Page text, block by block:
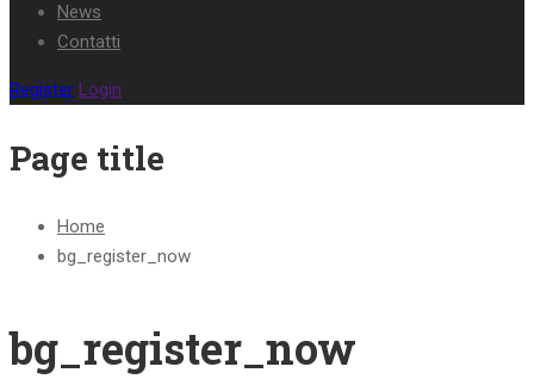
News
Contatti
Register Login
Page title
Home
bg_register_now
bg_register_now